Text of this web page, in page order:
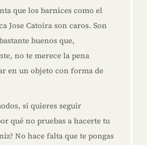
que los barnices como el
Jose Catoira son caros. Son
buenos que,
no te merece la pena
en un objeto con forma de
si quieres seguir
qué no pruebas a hacerte tu
No hace falta que te pongas